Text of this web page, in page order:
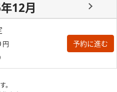
12月
円 予約に進む
。